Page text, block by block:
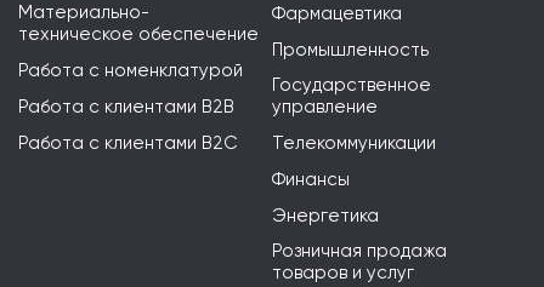
Материально-
техническое обеспечение
Работа с номенклатурой
Работа с клиентами B2B
Работа с клиентами B2C
Фармацевтика
Промышленность
Государственное
управление
Телекоммуникации
Финансы
Энергетика
Розничная продажа
товаров и услуг